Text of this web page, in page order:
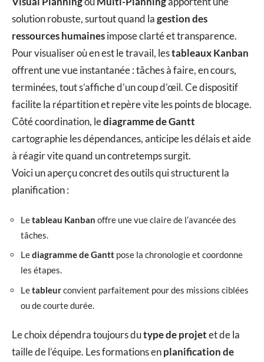
solution robuste, surtout quand lagestion des
ressources humainesimpose clarté et transparence.
Pour visualiser où en est le travail, lestableaux Kanban
offrent une vue instantanée : tâches à faire, en cours,
terminées, tout s’affiche d’un coup d’œil. Ce dispositif
facilite la répartition et repère vite les points de blocage.
Côté coordination, lediagramme de Gantt
cartographie les dépendances, anticipe les délais et aide
à réagir vite quand un contretemps surgit.
Voici un aperçu concret des outils qui structurent la
planification :
Letableau Kanban offre une vue claire de l’avancée des
tâches.
Lediagramme de Gantt pose la chronologie et coordonne
les étapes.
Letableurconvient parfaitement pour des missions ciblées
ou de courte durée.
Le choix dépendra toujours dutype de projetet de la
taille de l’équipe. Les formations enplanification de